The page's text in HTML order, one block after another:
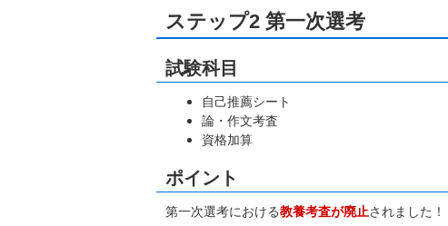
ステップ2 第一次選考
試験科目
自己推薦シート
論・作文考査
資格加算
ポイント
第一次選考における教養考査が廃止されました！